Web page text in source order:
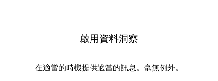
啟用資料洞察
在適當的時機提供適當的訊息。毫無例外。